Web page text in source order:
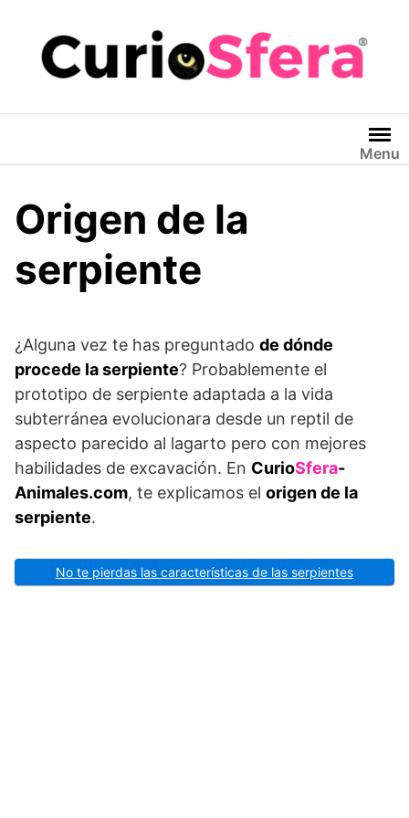
contenido
Menu
Origen de la
serpiente
¿Alguna vez te has preguntado de dónde
procede la serpiente? Probablemente el
prototipo de serpiente adaptada a la vida
subterránea evolucionara desde un reptil de
aspecto parecido al lagarto pero con mejores
habilidades de excavación. En CurioSfera-
Animales.com, te explicamos el origen de la
serpiente.
No te pierdas las características de las serpientes